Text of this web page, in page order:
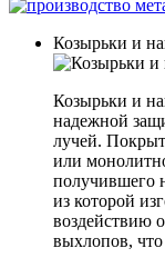
Козырьки и
Козырьки и
надежной
лучей.
или
получившего
из которой
воздействию
выхлопов,